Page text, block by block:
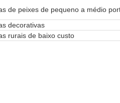
de peixes de pequeno a médio
decorativas
rurais de baixo custo